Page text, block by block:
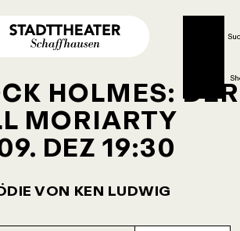
HOLMES: DER
MORIARTY
DEZ 19:30
VON KEN LUDWIG